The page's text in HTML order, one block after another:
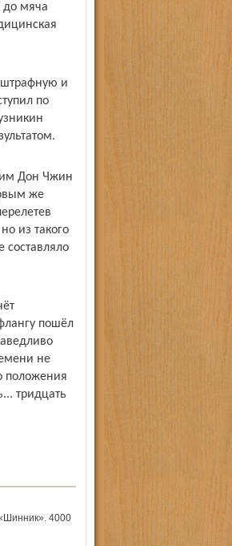
до мяча
штрафную и
по
Дон Чжин
же
из такого
составляло
пошёл
не
положения
тридцать
4000